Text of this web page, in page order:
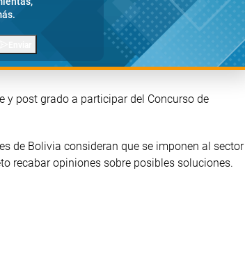
post grado a participar del Concurso de
de Bolivia consideran que se imponen al sector
recabar opiniones sobre posibles soluciones.